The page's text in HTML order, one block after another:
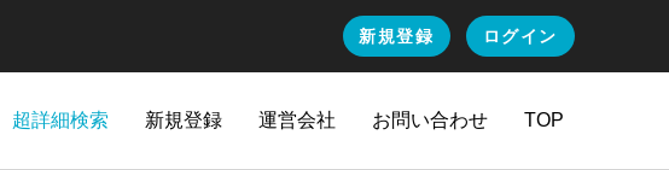
新規登録 ログイン
超詳細検索 新規登録 運営会社 お問い合わせ TOP